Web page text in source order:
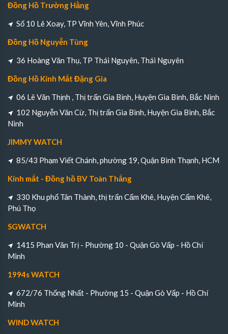
Đồng Hồ Trường Hằng
Số 10 Lê Xoay, TP Vĩnh Yên, Vĩnh Phúc
Đồng Hồ Nguyễn Tùng
36 Hoàng Văn Thụ, TP Thái Nguyên, Thái Nguyên
Đồng Hồ Kính Mắt Đặng Gia
06 Lê Văn Thịnh , Thị trấn Gia Bình, Huyện Gia Bình, Bắc Ninh
102 Nguyễn Văn Cừ, Thị trấn Gia Bình, Huyện Gia Bình, Bắc
Ninh
JIMMY WATCH
85/43 Phạm Viết Chánh, phường 19, Quận Bình Thạnh, HCM
Kính mắt - Đồng hồ BV Toàn Thắng
330 Khu phố Tân Thành, thị trấn Cẩm Khê, Huyện Cẩm Khê,
Phú Thọ
SGWATCH
1415 Phan Văn Trị - Phường 10 - Quận Gò Vấp - Hồ Chí
Minh
1994s WATCH
672/76 Thống Nhất - Phường 15 - Quận Gò Vấp - Hồ Chí
Minh
WIND WATCH